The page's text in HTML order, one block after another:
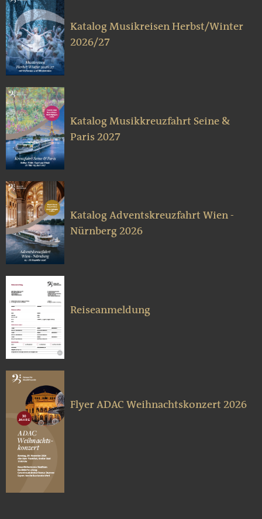
Katalog Musikreisen Herbst/Winter
2026/27
Katalog Musikkreuzfahrt Seine &
Paris 2027
Katalog Adventskreuzfahrt Wien -
Nürnberg 2026
Reiseanmeldung
Flyer ADAC Weihnachtskonzert 2026